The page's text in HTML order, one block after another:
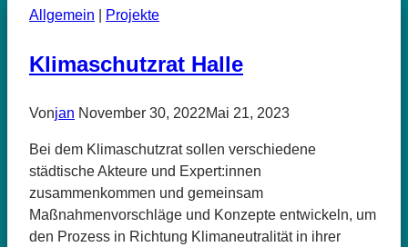
die
an!
Allgemein Projekte
Klimaschutzrat Halle
Vonjan November 30, 2022Mai 21, 2023
Bei dem Klimaschutzrat sollen verschiedene
städtische Akteure und Expert:innen
zusammenkommen und gemeinsam
Maßnahmenvorschläge und Konzepte entwickeln, um
den Prozess in Richtung Klimaneutralität in ihrer